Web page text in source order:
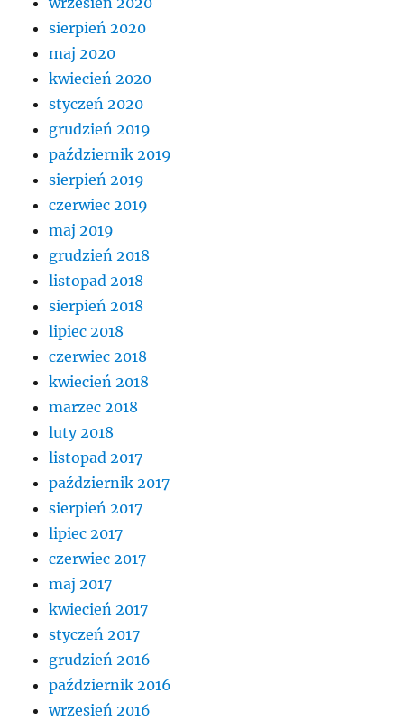
sierpień 2020
maj 2020
kwiecień 2020
styczeń 2020
grudzień 2019
październik 2019
sierpień 2019
czerwiec 2019
maj 2019
grudzień 2018
listopad 2018
sierpień 2018
lipiec 2018
czerwiec 2018
kwiecień 2018
marzec 2018
luty 2018
listopad 2017
październik 2017
sierpień 2017
lipiec 2017
czerwiec 2017
maj 2017
kwiecień 2017
styczeń 2017
grudzień 2016
październik 2016
wrzesień 2016